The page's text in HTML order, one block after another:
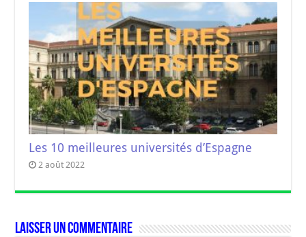
Les 10 meilleures universités d’Espagne
2 août 2022
Laisser un commentaire